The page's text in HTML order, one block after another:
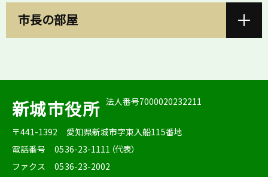
市長の部屋
新城市役所 法人番号7000020232211
〒441-1392
愛知県新城市字東入船115番地
電話番号
0536-23-1111（代表）
ファクス
0536-23-2002